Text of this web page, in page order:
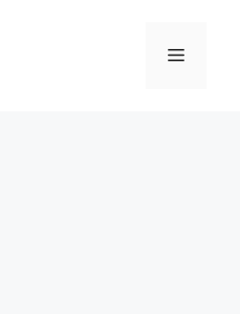
Menu